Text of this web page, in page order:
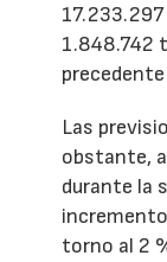
1.848.742
precedente
Las
obstante,
durante la
torno al 2